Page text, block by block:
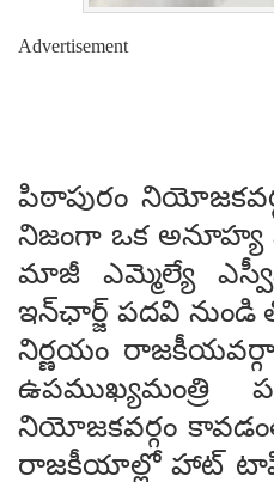
Advertisement
పిఠాపురం
నిజంగా ఒక
మాజీ ఎమ్మెల్యే
ఇన్‌ఛార్జ్ పదవి నుండి
నిర్ణయం
ఉపముఖ్యమంత్రి
నియోజకవర్గం
రాజకీయాల్లో హాట్